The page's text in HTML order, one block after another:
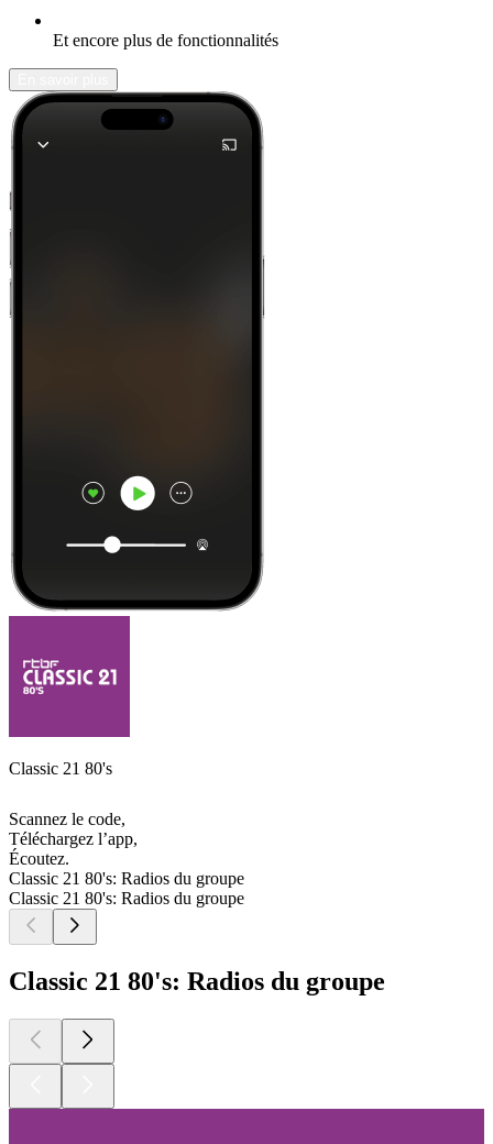
Et encore plus de fonctionnalités
Classic 21 80's
Scannez le code,
Téléchargez l’app,
Écoutez.
Classic 21 80's: Radios du groupe
Classic 21 80's: Radios du groupe
Classic 21 80's: Radios du groupe